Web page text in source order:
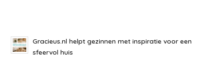
Gracieus.nl helpt gezinnen met inspiratie voor een
sfeervol huis